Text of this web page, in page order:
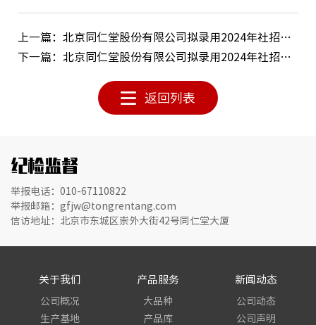
上一篇：北京同仁堂股份有限公司拟录用2024年社招人员公示信息
下一篇：北京同仁堂股份有限公司拟录用2024年社招人员公示信息
返回列表
纪检监督
举报电话：010-67110822
举报邮箱：gfjw@tongrentang.com
信访地址：北京市东城区崇外大街42号同仁堂大厦
关于我们
公司概况
生产基地
产品服务
大品种
产品库
新闻动态
公司动态
公司声明